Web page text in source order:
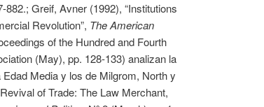
882.; Greif, Avner (1992), “Institutions
Revolution”, The American
of the Hundred and Fourth
(May), pp. 128-133) analizan la
Media y los de Milgrom, North y
of Trade: The Law Merchant,